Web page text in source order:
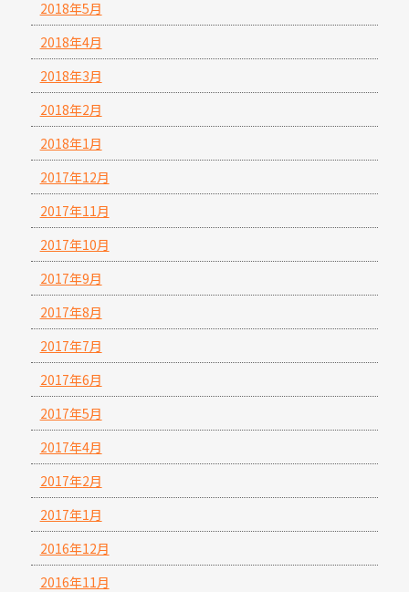
2018年5月
2018年4月
2018年3月
2018年2月
2018年1月
2017年12月
2017年11月
2017年10月
2017年9月
2017年8月
2017年7月
2017年6月
2017年5月
2017年4月
2017年2月
2017年1月
2016年12月
2016年11月